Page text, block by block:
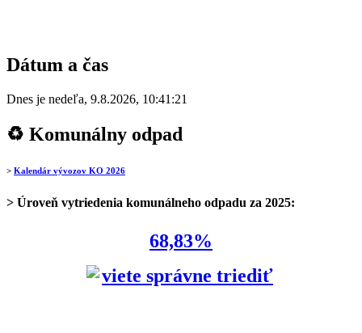
Dátum a čas
Dnes je nedeľa, 9.8.2026, 10:41:21
♻ Komunálny odpad
> Kalendár vývozov KO 2026
> Úroveň vytriedenia komunálneho odpadu za 2025:
68,83%